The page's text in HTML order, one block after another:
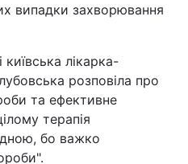
випадки захворювання
лікарка-
розповіла про
та ефективне
терапія
бо важко